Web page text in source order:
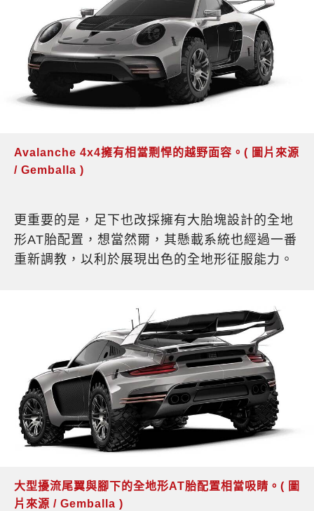
Avalanche 4x4擁有相當剽悍的越野面容。( 圖片來源
/ Gemballa )
更重要的是，足下也改採擁有大胎塊設計的全地
形AT胎配置，想當然爾，其懸載系統也經過一番
重新調教，以利於展現出色的全地形征服能力。
大型擾流尾翼與腳下的全地形AT胎配置相當吸睛。( 圖
片來源 / Gemballa )